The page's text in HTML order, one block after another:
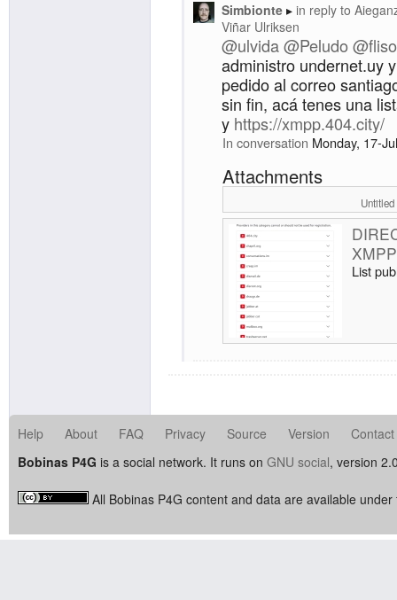
Simbionte in reply to
Viñar Ulriksen
@ulvida@Peludo
administro undernet.uy
pedido al correo
sin fin, acá tenes una
y https://xmpp.404.city/
In conversation Monday, 17-
Attachments
List
Help About FAQ Privacy Source Version
Contact
Bobinas P4G is a social network. It runs on GNU social, version
All Bobinas P4G content and data are available